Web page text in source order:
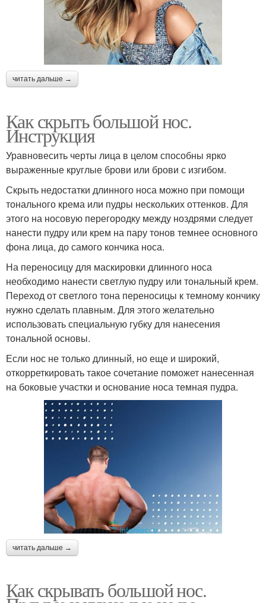
читать дальше →
Как скрыть большой нос.
Инструкция
Уравновесить черты лица в целом способны ярко
выраженные круглые брови или брови с изгибом.
Скрыть недостатки длинного носа можно при помощи
тонального крема или пудры нескольких оттенков. Для
этого на носовую перегородку между ноздрями следует
нанести пудру или крем на пару тонов темнее основного
фона лица, до самого кончика носа.
На переносицу для маскировки длинного носа
необходимо нанести светлую пудру или тональный крем.
Переход от светлого тона переносицы к темному кончику
нужно сделать плавным. Для этого желательно
использовать специальную губку для нанесения
тональной основы.
Если нос не только длинный, но еще и широкий,
откорреткировать такое сочетание поможет нанесенная
на боковые участки и основание носа темная пудра.
читать дальше →
Как скрывать большой нос.